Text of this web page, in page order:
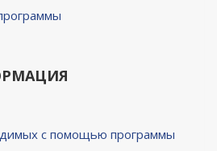
с помощью программы